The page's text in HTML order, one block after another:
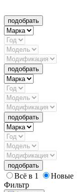
подобрать
подобрать
подобрать
подобрать
Всё в 1 Новые
Фильтр